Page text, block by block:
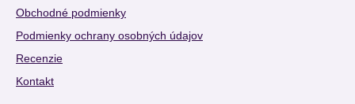
Obchodné podmienky
Podmienky ochrany osobných údajov
Recenzie
Kontakt